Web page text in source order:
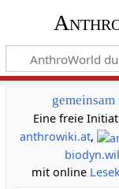
Eine freie
anthrowiki.at,
mit online